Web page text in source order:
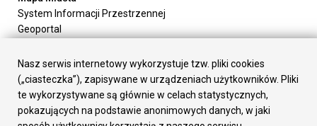
System Informacji Przestrzennej
Geoportal
Załatw sprawę
Prezydent Miasta
Rada Miasta
Wydziały
Elektroniczna Skrzynka Podawcza
Nasz serwis internetowy wykorzystuje tzw. pliki cookies
(„ciasteczka”), zapisywane w urządzeniach użytkowników. Pliki
te wykorzystywane są głównie w celach statystycznych,
pokazujących na podstawie anonimowych danych, w jaki